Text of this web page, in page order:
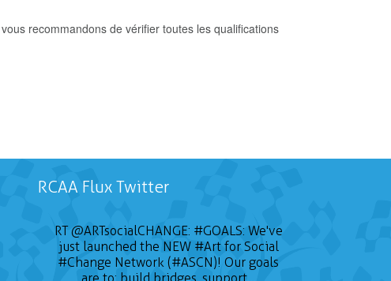
recommandons de vérifier toutes les qualifications
RCAA Flux Twitter
RT@ARTsocialCHANGE: #GOALS: We've
just launched the NEW #Artfor Social
#Change Network (#ASCN)! Our goals